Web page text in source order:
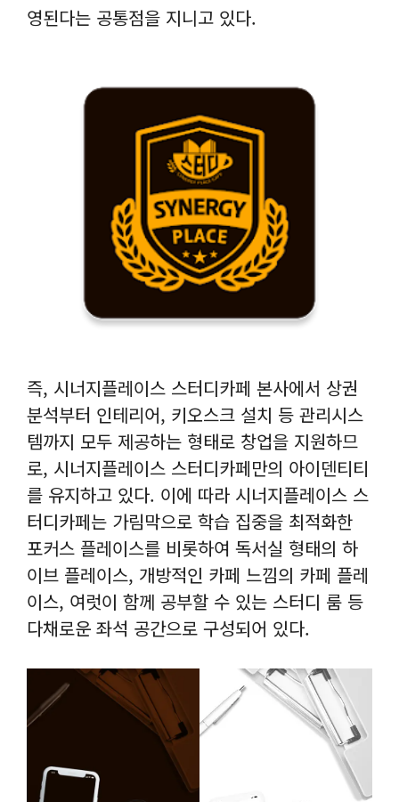
영된다는 공통점을 지니고 있다.
즉, 시너지플레이스 스터디카페 본사에서 상권
분석부터 인테리어, 키오스크 설치 등 관리시스
템까지 모두 제공하는 형태로 창업을 지원하므
로, 시너지플레이스 스터디카페만의 아이덴티티
를 유지하고 있다. 이에 따라 시너지플레이스 스
터디카페는 가림막으로 학습 집중을 최적화한
포커스 플레이스를 비롯하여 독서실 형태의 하
이브 플레이스, 개방적인 카페 느낌의 카페 플레
이스, 여럿이 함께 공부할 수 있는 스터디 룸 등
다채로운 좌석 공간으로 구성되어 있다.